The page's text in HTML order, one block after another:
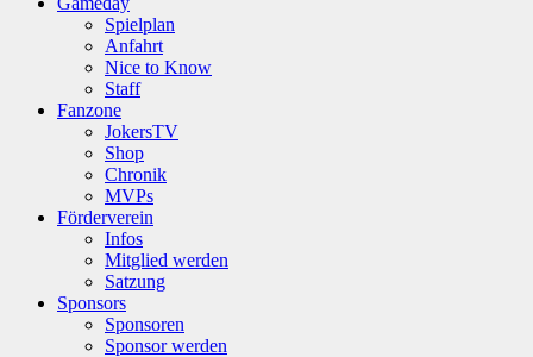
Spielplan
Anfahrt
Nice to Know
Staff
Fanzone
JokersTV
Shop
Chronik
MVPs
Förderverein
Infos
Mitglied werden
Satzung
Sponsors
Sponsoren
Sponsor werden